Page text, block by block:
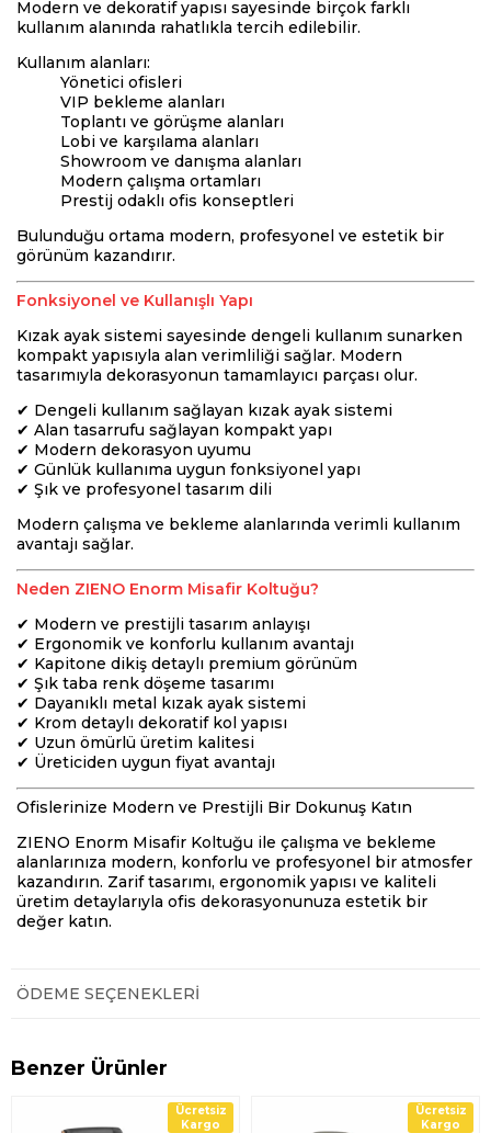
Modern ve dekoratif yapısı sayesinde birçok farklı
kullanım alanında rahatlıkla tercih edilebilir.
Kullanım alanları:
Yönetici ofisleri
VIP bekleme alanları
Toplantı ve görüşme alanları
Lobi ve karşılama alanları
Showroom ve danışma alanları
Modern çalışma ortamları
Prestij odaklı ofis konseptleri
Bulunduğu ortama modern, profesyonel ve estetik bir
görünüm kazandırır.
Fonksiyonel ve Kullanışlı Yapı
Kızak ayak sistemi sayesinde dengeli kullanım sunarken
kompakt yapısıyla alan verimliliği sağlar. Modern
tasarımıyla dekorasyonun tamamlayıcı parçası olur.
✔ Dengeli kullanım sağlayan kızak ayak sistemi
✔ Alan tasarrufu sağlayan kompakt yapı
✔ Modern dekorasyon uyumu
✔ Günlük kullanıma uygun fonksiyonel yapı
✔ Şık ve profesyonel tasarım dili
Modern çalışma ve bekleme alanlarında verimli kullanım
avantajı sağlar.
Neden ZIENO Enorm Misafir Koltuğu?
✔ Modern ve prestijli tasarım anlayışı
✔ Ergonomik ve konforlu kullanım avantajı
✔ Kapitone dikiş detaylı premium görünüm
✔ Şık taba renk döşeme tasarımı
✔ Dayanıklı metal kızak ayak sistemi
✔ Krom detaylı dekoratif kol yapısı
✔ Uzun ömürlü üretim kalitesi
✔ Üreticiden uygun fiyat avantajı
Ofislerinize Modern ve Prestijli Bir Dokunuş Katın
ZIENO Enorm Misafir Koltuğu ile çalışma ve bekleme
alanlarınıza modern, konforlu ve profesyonel bir atmosfer
kazandırın. Zarif tasarımı, ergonomik yapısı ve kaliteli
üretim detaylarıyla ofis dekorasyonunuza estetik bir
değer katın.
ÖDEME SEÇENEKLERI
Benzer Ürünler
Ücretsiz
Kargo
Ücretsiz
Kargo